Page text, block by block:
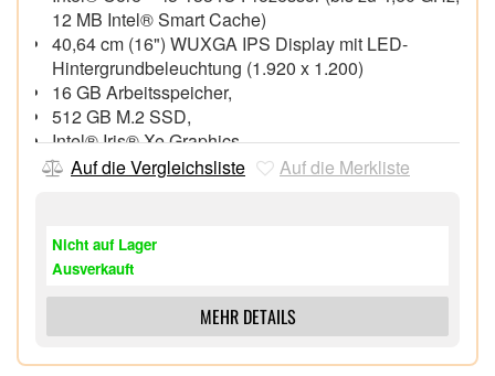
12 MB Intel® Smart Cache)
40,64 cm (16") WUXGA IPS Display mit LED-
Hintergrundbeleuchtung (1.920 x 1.200)
16 GB Arbeitsspeicher,
512 GB M.2 SSD,
Intel® Iris® Xe Graphics,
FHD Webcam mit integriertem Mikrofon,
(DisplayPort™), 3x USB 3.2 Gen 1
Windows® 11 Home 64 Bit,
Auf die Vergleichsliste Auf die Merkliste
Nicht auf Lager
Ausverkauft
MEHR DETAILS